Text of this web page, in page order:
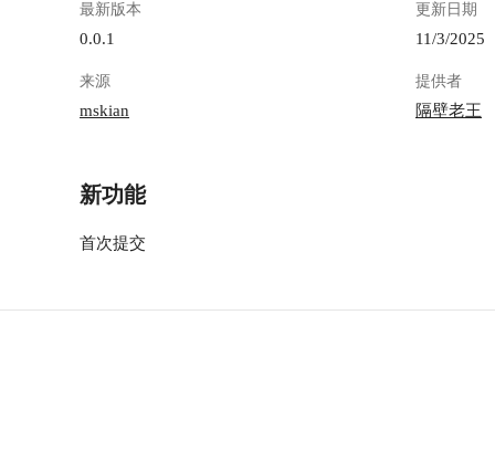
最新版本
0.0.1
更新日期
11/3/2025
来源
mskian
提供者
隔壁老王
新功能
首次提交